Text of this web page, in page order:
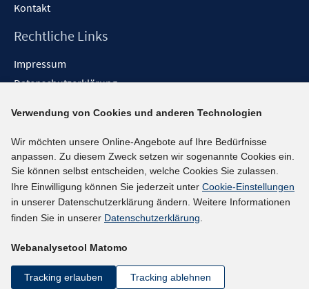
Kontakt
Rechtliche Links
Impressum
Datenschutzerklärung
Barrieren melden
Social-Media-Kanäle
BlueSky
YouTube
LinkedIn
kununu
Netiquette
Verwendung von Cookies und anderen Technologien
Wir möchten unsere Online-Angebote auf Ihre Bedürfnisse
anpassen. Zu diesem Zweck setzen wir sogenannte Cookies ein.
Sie können selbst entscheiden, welche Cookies Sie zulassen.
Ihre Einwilligung können Sie jederzeit unter Cookie-Einstellungen
in unserer Datenschutzerklärung ändern. Weitere Informationen
finden Sie in unserer Datenschutzerklärung.
Webanalysetool Matomo
Tracking erlauben Tracking ablehnen